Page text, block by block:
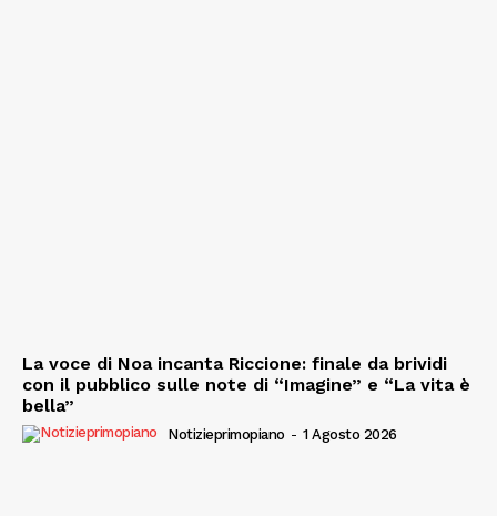
La voce di Noa incanta Riccione: finale da brividi
con il pubblico sulle note di “Imagine” e “La vita è
bella”
Notizieprimopiano - 1 Agosto 2026